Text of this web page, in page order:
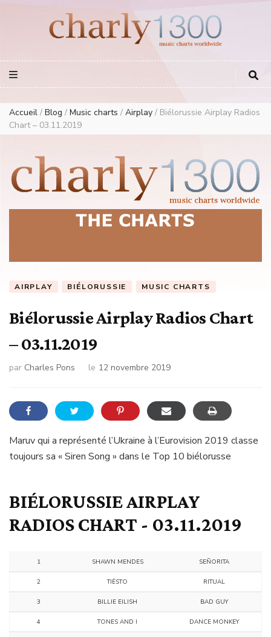
European Music Charts plus USA and Australia
Accueil / Blog / Music charts / Airplay / Biélorussie Airplay Radios
Chart – 03.11.2019
AIRPLAY BIÉLORUSSIE MUSIC CHARTS
Biélorussie Airplay Radios Chart
– 03.11.2019
par Charles Pons le 12 novembre 2019
Maruv qui a représenté l’Ukraine à l’Eurovision 2019 classe
toujours sa « Siren Song » dans le Top 10 biélorusse
BIÉLORUSSIE AIRPLAY
RADIOS CHART - 03.11.2019
1 SHAWN MENDES SEÑORITA
2 TIËSTO RITUAL
3 BILLIE EILISH BAD GUY
4 TONES AND I DANCE MONKEY